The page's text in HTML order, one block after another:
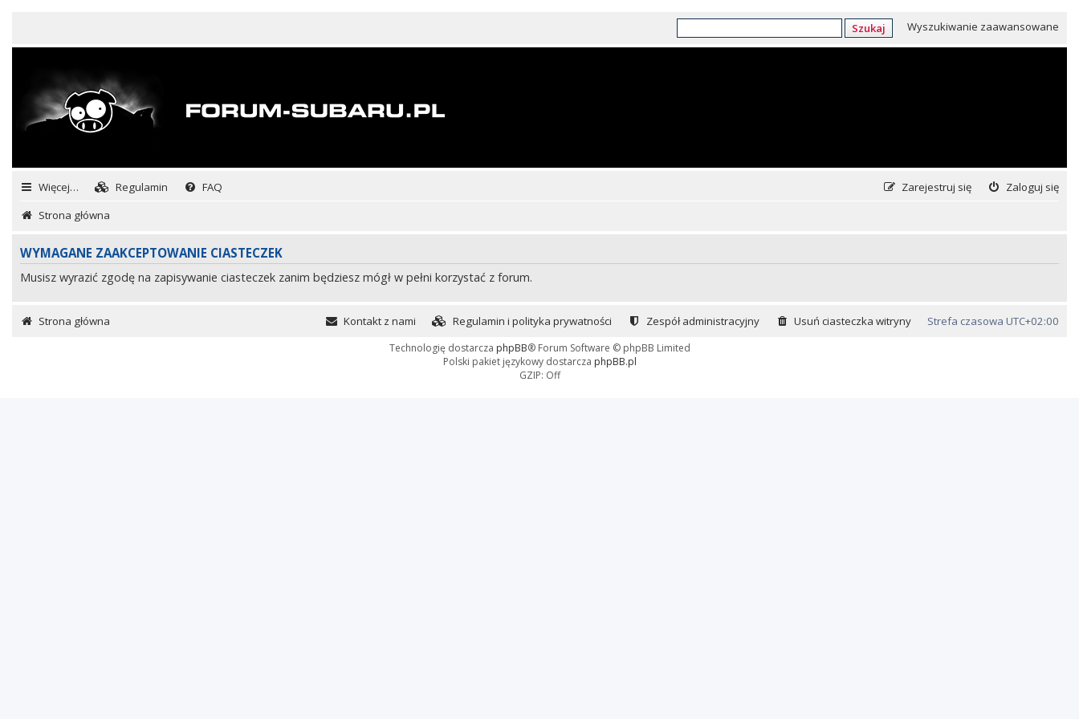
Szukaj Wyszukiwanie zaawansowane
Więcej… Regulamin FAQ Zaloguj się
Zarejestruj się
Strona główna
WYMAGANE ZAAKCEPTOWANIE CIASTECZEK
Musisz wyrazić zgodę na zapisywanie ciasteczek zanim będziesz mógł w pełni korzystać z forum.
Strona główna Strefa czasowa UTC+02:00
Usuń ciasteczka witryny
Zespół administracyjny
Regulamin i polityka prywatności
Kontakt z nami
Technologię dostarcza phpBB® Forum Software © phpBB Limited
Polski pakiet językowy dostarcza phpBB.pl
GZIP: Off